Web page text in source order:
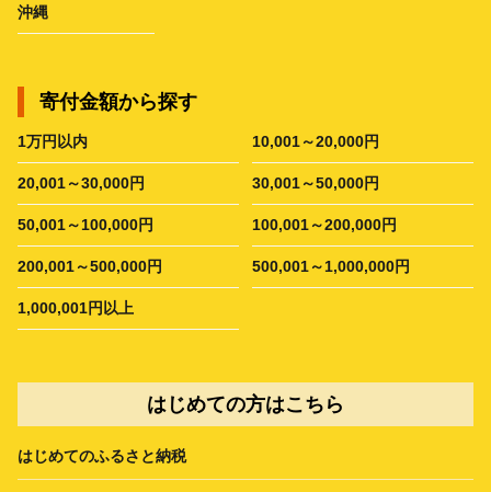
沖縄
寄付金額から探す
1万円以内 10,001～20,000円
20,001～30,000円 30,001～50,000円
50,001～100,000円 100,001～200,000円
200,001～500,000円 500,001～1,000,000円
1,000,001円以上
はじめての方はこちら
はじめてのふるさと納税